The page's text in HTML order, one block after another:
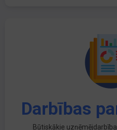
Darbības
Būtiskākie